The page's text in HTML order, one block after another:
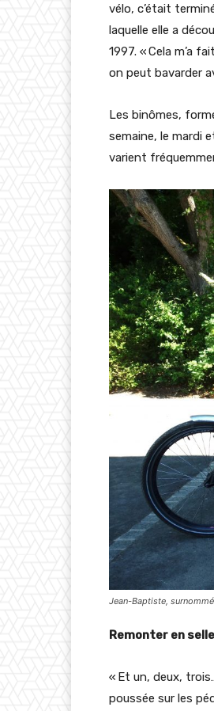
vélo, c’était
laquelle elle a
1997. « Cela m’a
on peut bavarder
Les binômes,
semaine, le mardi
varient
Jean-Baptiste,
Remonter en selle
« Et un, deux,
poussée sur les